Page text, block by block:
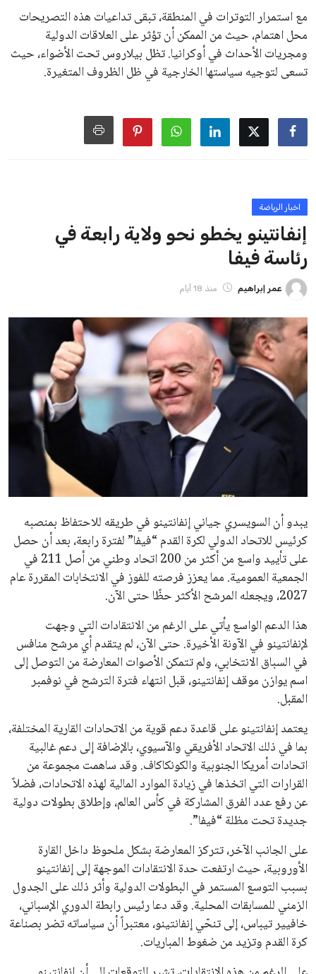
على الرغم من هذه الانتقادات، تشير التوقعات إلى أن إنفانتينو
يمتلك فرصًا كبيرة للفوز بولاية جديدة، خصوصًا في ظل غياب
منافس قوي يتمتع بإجماع داخل الأسرة الكروية الدولية. هذا يعزز
من فرص استمراره في قيادة “فيفا” حتى عام 2031.
ايوا مصر
الاخبار الشائعة
إنفانتينو يخطو نحو ولاية رابعة في رئاسة فيفا
عمر إبراهيم
مستثمر هندي بريطاني يسعى لامتلاك حصة
عمر إبراهيم 22 يوليو 2026
تحقق من قهوتك المغشوشة 7 علامات تدل
على جودتها قبل أول رشفة
خالد فؤاد 18 يوليو 2026
القائمة البريدية
انضم إلى قائمة المشتركين لدينا لتحصل على أحدث الأخبار، التحديثات
والعروض الخاصة مباشرة في صندوق بريدك
اشتراك
جميع الحقوق محفوظة لموقعنا ايوا مصر